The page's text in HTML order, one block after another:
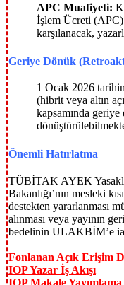
APC Muafiyeti:
İşlem Ücreti
karşılanacak,
Geriye Dönük
1 Ocak 2026
(hibrit veya altın
kapsamında
Önemli Hatırlatma
TÜBİTAK AYEK
Bakanlığı’nın mesleki
destekten yararlanması
alınması veya yayının
bedelinin ULAKBİM’e
Fonlanan Açık Erişim
IOP Yazar İş Akışı
IOP Makale